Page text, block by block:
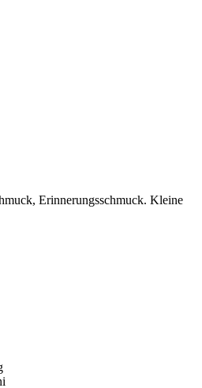
Erinnerungsschmuck. Kleine